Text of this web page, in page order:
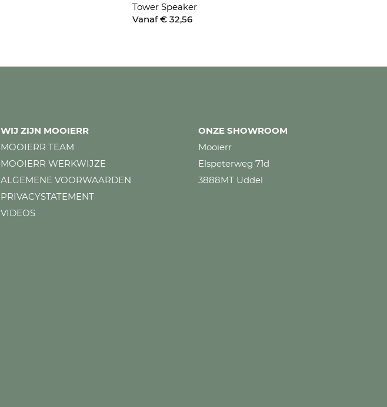
Tower Speaker
Vanaf € 32,56
WIJ ZIJN MOOIERR
MOOIERR TEAM
MOOIERR WERKWIJZE
ALGEMENE VOORWAARDEN
PRIVACYSTATEMENT
VIDEOS
ONZE SHOWROOM
Mooierr
Elspeterweg 71d
3888MT Uddel